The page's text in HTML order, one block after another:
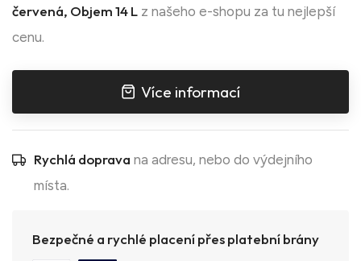
červená, Objem 14 L z našeho e-shopu za tu nejlepší
cenu.
Více informací
Rychlá doprava na adresu, nebo do výdejního
místa.
Bezpečné a rychlé placení přes platební brány